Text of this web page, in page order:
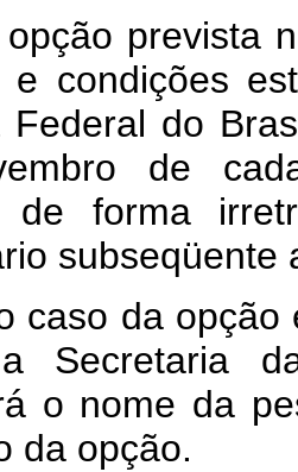
prevista
e condições
Federal do
de
de forma
subseqüente
da opção
Secretaria
o nome da
da opção.